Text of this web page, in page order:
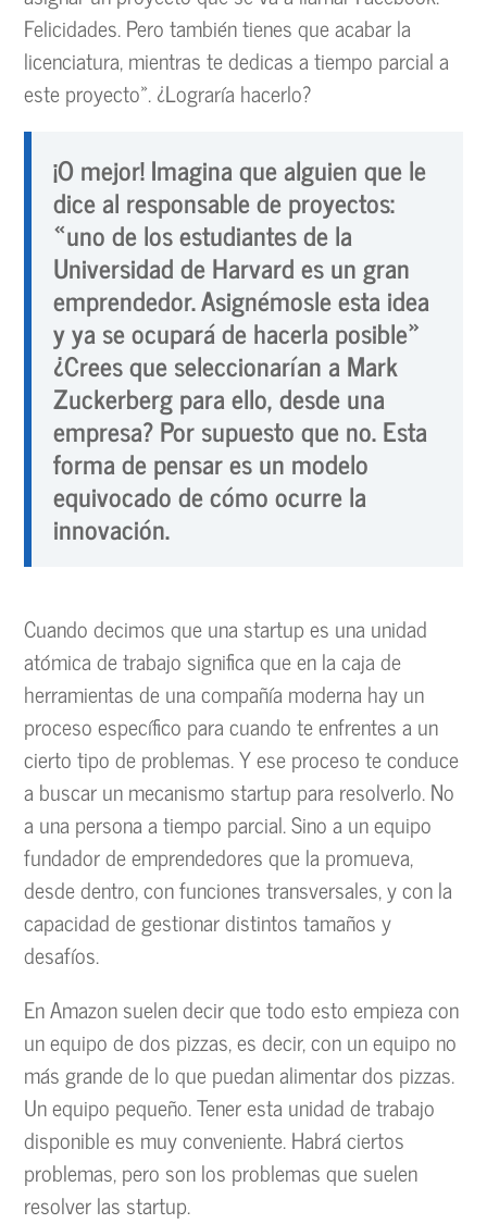
Felicidades. Pero también tienes que acabar la
licenciatura, mientras te dedicas a tiempo parcial a
este proyecto». ¿Lograría hacerlo?
¡O mejor! Imagina que alguien que le
dice al responsable de proyectos:
«uno de los estudiantes de la
Universidad de Harvard es un gran
emprendedor. Asignémosle esta idea
y ya se ocupará de hacerla posible»
¿Crees que seleccionarían a Mark
Zuckerberg para ello, desde una
empresa? Por supuesto que no. Esta
forma de pensar es un modelo
equivocado de cómo ocurre la
innovación.
Cuando decimos que una startup es una unidad
atómica de trabajo significa que en la caja de
herramientas de una compañía moderna hay un
proceso específico para cuando te enfrentes a un
cierto tipo de problemas. Y ese proceso te conduce
a buscar un mecanismo startup para resolverlo. No
a una persona a tiempo parcial. Sino a un equipo
fundador de emprendedores que la promueva,
desde dentro, con funciones transversales, y con la
capacidad de gestionar distintos tamaños y
desafíos.
En Amazon suelen decir que todo esto empieza con
un equipo de dos pizzas, es decir, con un equipo no
más grande de lo que puedan alimentar dos pizzas.
Un equipo pequeño. Tener esta unidad de trabajo
disponible es muy conveniente. Habrá ciertos
problemas, pero son los problemas que suelen
resolver las startup.